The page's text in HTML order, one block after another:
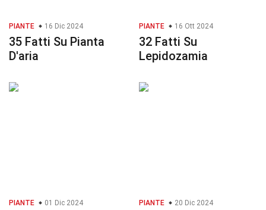
PIANTE 16 Dic 2024
35 Fatti Su Pianta
D'aria
PIANTE 16 Ott 2024
32 Fatti Su
Lepidozamia
PIANTE 01 Dic 2024 PIANTE 20 Dic 2024